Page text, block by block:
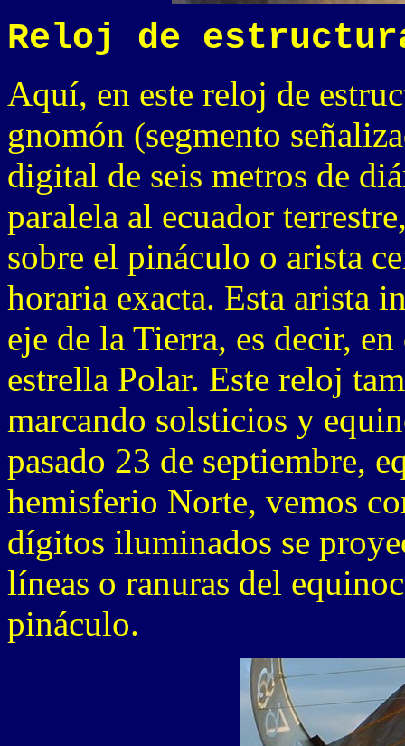
Reloj de
Aquí, en este reloj de
gnomón (segmento
digital de seis metros de
paralela al ecuador
sobre el pináculo o arista
horaria exacta. Esta arista
eje de la Tierra, es decir,
estrella Polar. Este reloj
marcando solsticios y
pasado 23 de septiembre,
hemisferio Norte, vemos
dígitos iluminados se
líneas o ranuras del
pináculo.